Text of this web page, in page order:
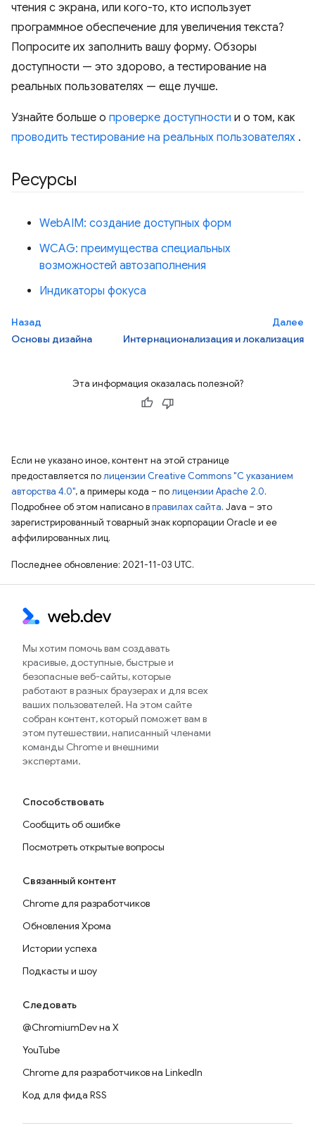
чтения с экрана, или кого-то, кто использует
программное обеспечение для увеличения текста?
Попросите их заполнить вашу форму. Обзоры
доступности — это здорово, а тестирование на
реальных пользователях — еще лучше.
Узнайте больше о проверке доступности и о том, как
проводить тестирование на реальных пользователях .
Ресурсы
WebAIM: создание доступных форм
WCAG: преимущества специальных
возможностей автозаполнения
Индикаторы фокуса
Назад
Основы дизайна
Далее
Интернационализация и локализация
Эта информация оказалась полезной?
Если не указано иное, контент на этой странице
предоставляется полицензии Creative Commons "С указанием
авторства 4.0", а примеры кода – полицензии Apache 2.0.
Подробнее об этом написано вправилах сайта. Java – это
зарегистрированный товарный знак корпорации Oracle и ее
аффилированных лиц.
Последнее обновление: 2021-11-03 UTC.
Мы хотим помочь вам создавать
красивые, доступные, быстрые и
безопасные веб-сайты, которые
работают в разных браузерах и для всех
ваших пользователей. На этом сайте
собран контент, который поможет вам в
этом путешествии, написанный членами
команды Chrome и внешними
экспертами.
Способствовать
Сообщить об ошибке
Посмотреть открытые вопросы
Связанный контент
Chrome для разработчиков
Обновления Хрома
Истории успеха
Подкасты и шоу
Следовать
@ChromiumDev на X
YouTube
Chrome для разработчиков на LinkedIn
Код для фида RSS